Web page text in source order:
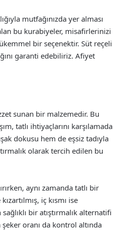
mutfağınızda yer alması
bu kurabiyeler, misafirlerinizi
bir seçenektir. Süt reçeli
garanti edebiliriz. Afiyet
sunan bir malzemedir. Bu
tatlı ihtiyaçlarını karşılamada
dokusu hem de eşsiz tadıyla
olarak tercih edilen bu
aynı zamanda tatlı bir
iç kısmı ise
bir atıştırmalık alternatifi
oranı da kontrol altında